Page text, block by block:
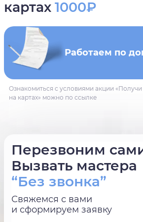
Перезвоним
Вызвать мастера
“Без звонка”
Свяжемся с вами
и сформируем заявку
картах 1000₽
Работаем по
Ознакомиться с условиями акции «Получи
на картах» можно по ссылке